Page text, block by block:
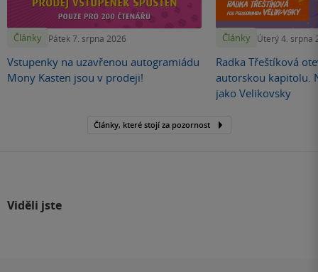
Články Pátek 7. srpna 2026
Vstupenky na uzavřenou autogramiádu
Mony Kasten jsou v prodeji!
Články Úterý 4. srpna
Radka Třeštíková
autorskou kapitolu.
jako Velikovsky
Články, které stojí za pozornost
Viděli jste